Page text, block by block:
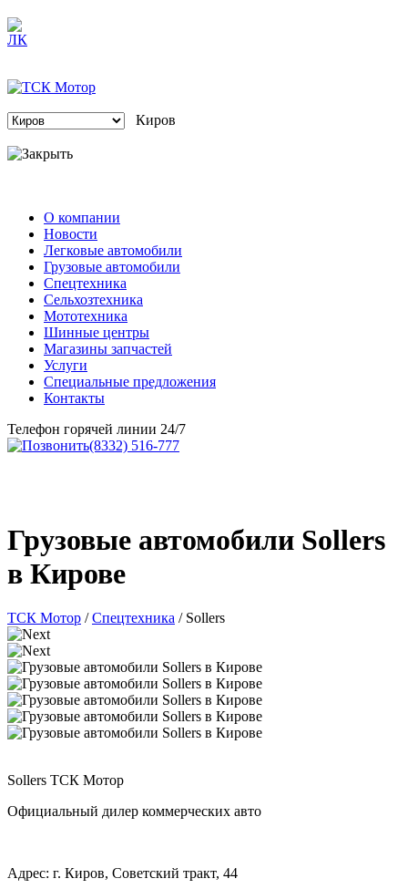
Киров
О компании
Новости
Легковые автомобили
Грузовые автомобили
Спецтехника
Сельхозтехника
Мототехника
Шинные центры
Магазины запчастей
Услуги
Специальные предложения
Контакты
Телефон горячей линии 24/7
(8332) 516-777
Грузовые автомобили Sollers
в Кирове
ТСК Мотор / Спецтехника /Sollers
Sollers ТСК Мотор
Официальный дилер коммерческих авто
Адрес: г. Киров, Советский тракт, 44